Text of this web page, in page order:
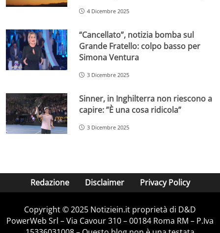
4 Dicembre 2025
“Cancellato”, notizia bomba sul
Grande Fratello: colpo basso per
Simona Ventura
3 Dicembre 2025
Sinner, in Inghilterra non riescono a
capire: ”È una cosa ridicola”
3 Dicembre 2025
Redazione Disclaimer Privacy Policy
Copyright © 2025 Notiziein.it proprietà di D&D
PowerWeb Srl – Via Cavour 310 – 00184 Roma RM – P.Iva